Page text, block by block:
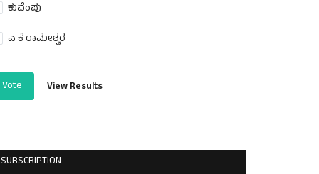
ಕುವೆಂಪು
ಎ ಕೆ ರಾಮೇಶ್ವರ
Vote View Results
SUBSCRIPTION